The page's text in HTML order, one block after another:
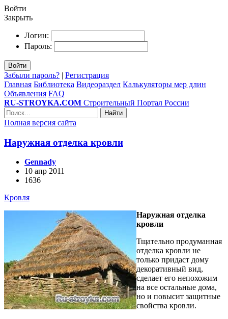
Войти
Закрыть
Логин:
Пароль:
Войти
Забыли пароль? | Регистрация
Главная Библиотека Видеораздел Калькуляторы мер длин
Объявления FAQ
RU-STROYKA.COM Строительный Портал России
Найти
Полная версия сайта
Наружная отделка кровли
Gennady
10 апр 2011
1636
Кровля
Наружная отделка
кровли
Тщательно продуманная
отделка кровли не
только придаст дому
декоративный вид,
сделает его непохожим
на все остальные дома,
но и повысит защитные
свойства кровли.